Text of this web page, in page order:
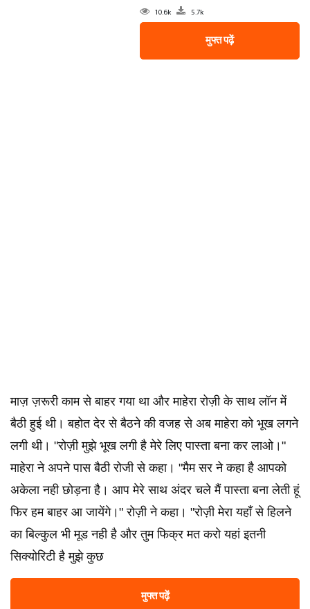
10.6k 5.7k
मुफ्त पढ़ें
माज़ ज़रूरी काम से बाहर गया था और माहेरा रोज़ी के साथ लॉन में
बैठी हुई थी। बहोत देर से बैठने की वजह से अब माहेरा को भूख लगने
लगी थी। "रोज़ी मुझे भूख लगी है मेरे लिए पास्ता बना कर लाओ।"
माहेरा ने अपने पास बैठी रोजी से कहा। "मैम सर ने कहा है आपको
अकेला नही छोड़ना है। आप मेरे साथ अंदर चले मैं पास्ता बना लेती हूं
फिर हम बाहर आ जायेंगे।" रोज़ी ने कहा। "रोज़ी मेरा यहाँ से हिलने
का बिल्कुल भी मूड नही है और तुम फिक्र मत करो यहां इतनी
सिक्योरिटी है मुझे कुछ
मुफ्त पढ़ें